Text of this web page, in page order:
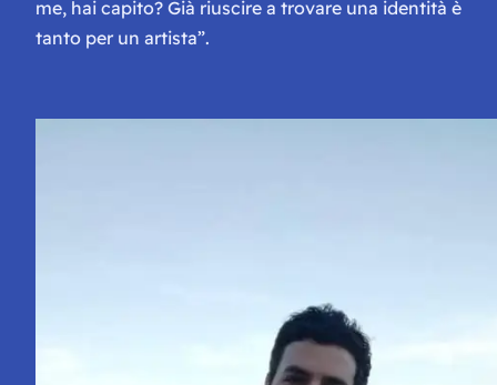
me, hai capito? Già riuscire a trovare una identità è
tanto per un artista”.